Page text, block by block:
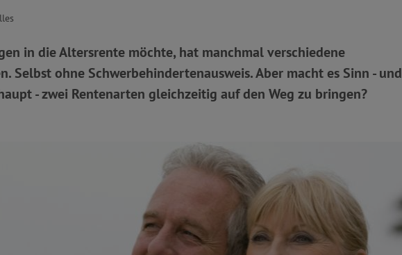
in die Altersrente möchte, hat manchmal verschiedene
Selbst ohne Schwerbehindertenausweis. Aber macht es Sinn - und
- zwei Rentenarten gleichzeitig auf den Weg zu bringen?